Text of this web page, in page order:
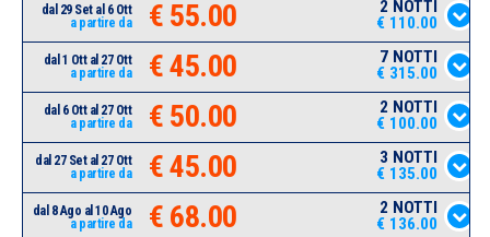
dal 29 Set al 6 Ott
a partire da
€ 55.00
2 NOTTI
€ 110.00
dal 1 Ott al 27 Ott
a partire da
€ 45.00
7 NOTTI
€ 315.00
dal 6 Ott al 27 Ott
a partire da
€ 50.00
2 NOTTI
€ 100.00
dal 27 Set al 27 Ott
a partire da
€ 45.00
3 NOTTI
€ 135.00
dal 8 Ago al 10 Ago
a partire da
€ 68.00
2 NOTTI
€ 136.00